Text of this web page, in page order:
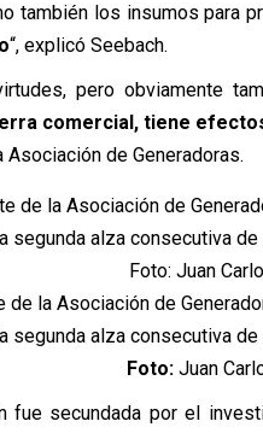
también los insumos para
“, explicó Seebach.
pero obviamente
comercial, tiene
de Generadoras.
de la Asociación de
segunda alza consecutiva
Foto:Juan
fue secundada por el